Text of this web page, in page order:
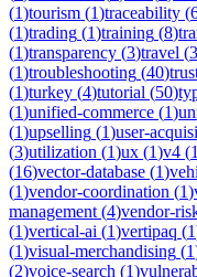
(1)tourism (1)traceability (
(1)trading (1)training (8)
(1)transparency (3)travel (3
(1)troubleshooting (40)
(1)turkey (4)tutorial (50)
(1)unified-commerce (1)
(1)upselling (1)user-
(3)utilization (1)ux (1)v4 (1
(16)vector-database (1)
(1)vendor-coordination (1)
management (4)vendor-
(1)vertical-ai (1)vertipaq (1
(1)visual-merchandising (1
(2)voice-search (1)